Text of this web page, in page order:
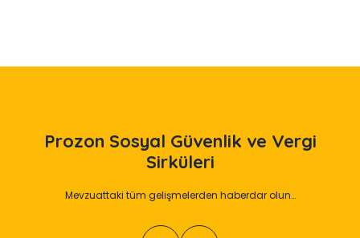
Prozon Sosyal Güvenlik ve Vergi
Sirküleri
Mevzuattaki tüm gelişmelerden haberdar olun…